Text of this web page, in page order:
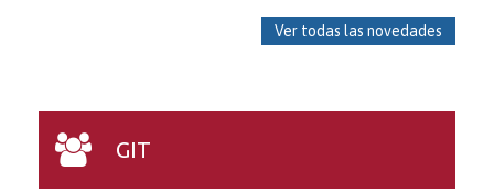
Ver todas las novedades
GIT